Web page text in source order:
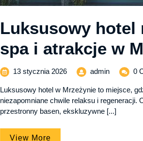
Luksusowy hotel
spa i atrakcje w
13 stycznia 202613
2026
admin
nad
morzem
–
0
Luksusowy hotel w Mrzeżynie to miejsce,
niezapomniane chwile relaksu i regeneracji.
przestronny basen, ekskluzywne [...]
View More